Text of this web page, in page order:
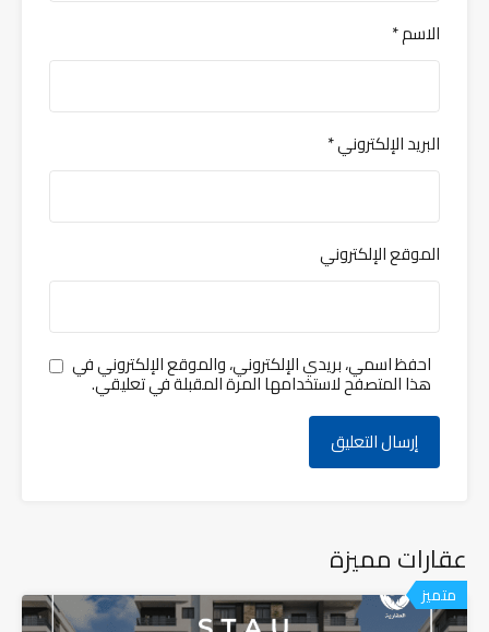
الاسم*
البريد الإلكتروني*
الموقع الإلكتروني
احفظ اسمي، بريدي الإلكتروني، والموقع الإلكتروني في
هذا المتصفح لاستخدامها المرة المقبلة في تعليقي.
عقارات مميزة
متميز